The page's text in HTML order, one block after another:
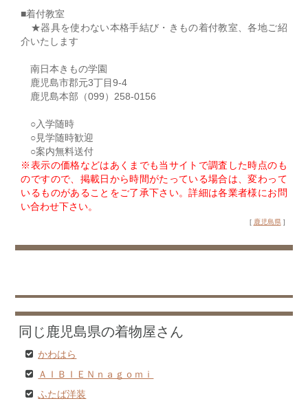
■着付教室
★器具を使わない本格手結び・きもの着付教室、各地ご紹
介いたします
南日本きもの学園
鹿児島市郡元3丁目9-4
鹿児島本部（099）258-0156
○入学随時
○見学随時歓迎
○案内無料送付
※表示の価格などはあくまでも当サイトで調査した時点のも
のですので、掲載日から時間がたっている場合は、変わって
いるものがあることをご了承下さい。詳細は各業者様にお問
い合わせ下さい。
[ 鹿児島県]
同じ鹿児島県の着物屋さん
かわはら
ＡＩＢＩＥＮｎａｇｏｍｉ
ふたば洋装